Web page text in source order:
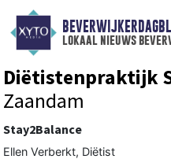
lokaal nieuws
Diëtistenpraktijk
Zaandam
Stay2Balance
Ellen Verberkt, Diëtist